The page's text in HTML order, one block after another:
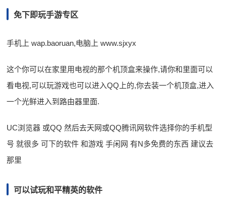
免下即玩手游专区
手机上 wap.baoruan,电脑上 www.sjxyx
这个你可以在家里用电视的那个机顶盒来操作,请你和里面可以
看电视,可以玩游戏也可以进入QQ上的,你去装一个机顶盒,进入
一个光鲜进入到路由器里面.
UC浏览器 或QQ 然后去天网或QQ腾讯网软件选择你的手机型
号 就很多 可下的软件 和游戏 手闲网 有N多免费的东西 建议去
那里
可以试玩和平精英的软件